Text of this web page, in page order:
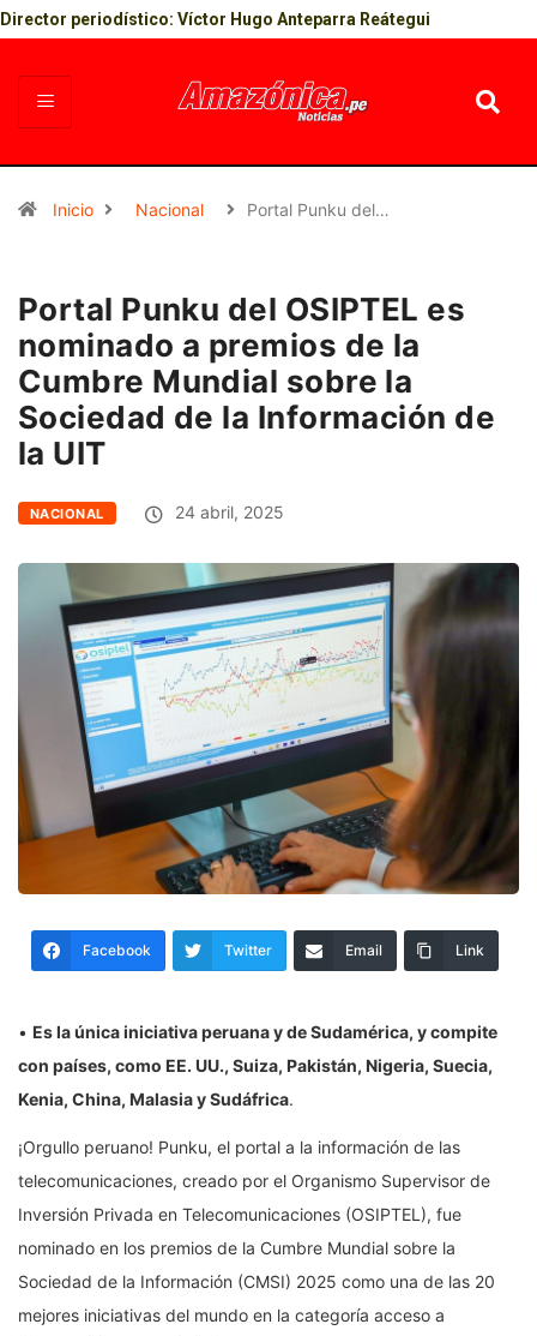
Director periodístico: Víctor Hugo Anteparra Reátegui
Inicio Nacional Portal Punku del…
Portal Punku del OSIPTEL es
nominado a premios de la
Cumbre Mundial sobre la
Sociedad de la Información de
la UIT
NACIONAL 24 abril, 2025
Facebook Twitter Email Link
• Es la única iniciativa peruana y de Sudamérica, y compite
con países, como EE. UU., Suiza, Pakistán, Nigeria, Suecia,
Kenia, China, Malasia y Sudáfrica.
¡Orgullo peruano! Punku, el portal a la información de las
telecomunicaciones, creado por el Organismo Supervisor de
Inversión Privada en Telecomunicaciones (OSIPTEL), fue
nominado en los premios de la Cumbre Mundial sobre la
Sociedad de la Información (CMSI) 2025 como una de las 20
mejores iniciativas del mundo en la categoría acceso a